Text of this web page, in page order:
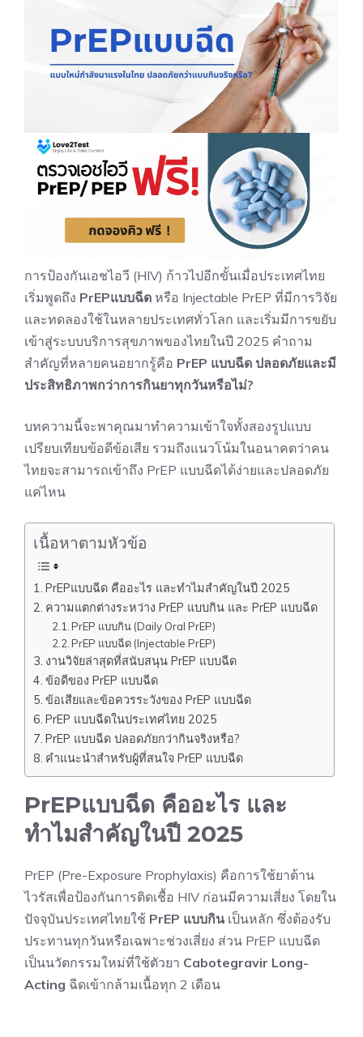
การป้องกันเอชไอวี (HIV) ก้าวไปอีกขั้นเมื่อประเทศไทย
เริ่มพูดถึง PrEPแบบฉีด หรือ Injectable PrEP ที่มีการวิจัย
และทดลองใช้ในหลายประเทศทั่วโลก และเริ่มมีการขยับ
เข้าสู่ระบบบริการสุขภาพของไทยในปี 2025 คำถาม
สำคัญที่หลายคนอยากรู้คือ PrEP แบบฉีด ปลอดภัยและมี
ประสิทธิภาพกว่าการกินยาทุกวันหรือไม่?
บทความนี้จะพาคุณมาทำความเข้าใจทั้งสองรูปแบบ
เปรียบเทียบข้อดีข้อเสีย รวมถึงแนวโน้มในอนาคตว่าคน
ไทยจะสามารถเข้าถึง PrEP แบบฉีดได้ง่ายและปลอดภัย
แค่ไหน
เนื้อหาตามหัวข้อ
PrEPแบบฉีด คืออะไร และทำไมสำคัญในปี 2025
ความแตกต่างระหว่าง PrEP แบบกิน และ PrEP แบบฉีด
PrEP แบบกิน (Daily Oral PrEP)
PrEP แบบฉีด (Injectable PrEP)
งานวิจัยล่าสุดที่สนับสนุน PrEP แบบฉีด
ข้อดีของ PrEP แบบฉีด
ข้อเสียและข้อควรระวังของ PrEP แบบฉีด
PrEP แบบฉีดในประเทศไทย 2025
PrEP แบบฉีด ปลอดภัยกว่ากินจริงหรือ?
คำแนะนำสำหรับผู้ที่สนใจ PrEP แบบฉีด
PrEPแบบฉีด คืออะไร และ
ทำไมสำคัญในปี 2025
PrEP (Pre-Exposure Prophylaxis) คือการใช้ยาต้าน
ไวรัสเพื่อป้องกันการติดเชื้อ HIV ก่อนมีความเสี่ยง โดยใน
ปัจจุบันประเทศไทยใช้ PrEP แบบกินเป็นหลัก ซึ่งต้องรับ
ประทานทุกวันหรือเฉพาะช่วงเสี่ยง ส่วน PrEP แบบฉีด
เป็นนวัตกรรมใหม่ที่ใช้ตัวยา Cabotegravir Long-
Acting ฉีดเข้ากล้ามเนื้อทุก 2 เดือน